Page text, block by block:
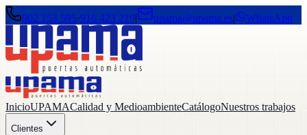
902 153 595·916 423 219| upama@upama.es| WhatsApp
InicioUPAMACalidad y MedioambienteCatálogoNuestros trabajos
Clientes